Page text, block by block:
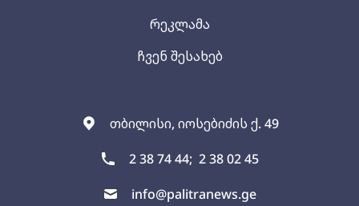
თბილისი, იოსებიძის ქ. 49
2 38 74 44; 2 38 02 45
info@palitranews.ge
რეკლამა
ჩვენ შესახებ